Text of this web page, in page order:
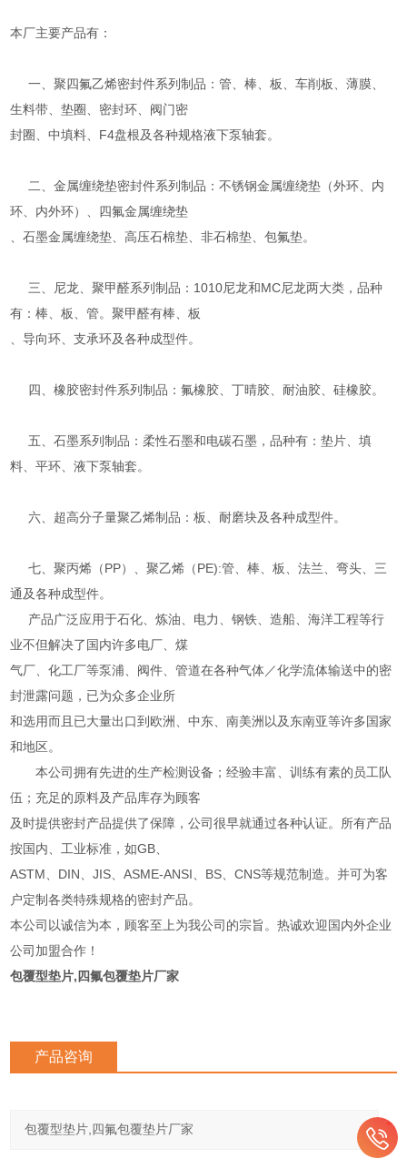
本厂主要产品有：
一、聚四氟乙烯密封件系列制品：管、棒、板、车削板、薄膜、
生料带、垫圈、密封环、阀门密
封圈、中填料、F4盘根及各种规格液下泵轴套。
二、金属缠绕垫密封件系列制品：不锈钢金属缠绕垫（外环、内
环、内外环）、四氟金属缠绕垫
、石墨金属缠绕垫、高压石棉垫、非石棉垫、包氟垫。
三、尼龙、聚甲醛系列制品：1010尼龙和MC尼龙两大类，品种
有：棒、板、管。聚甲醛有棒、板
、导向环、支承环及各种成型件。
四、橡胶密封件系列制品：氟橡胶、丁晴胶、耐油胶、硅橡胶。
五、石墨系列制品：柔性石墨和电碳石墨，品种有：垫片、填
料、平环、液下泵轴套。
六、超高分子量聚乙烯制品：板、耐磨块及各种成型件。
七、聚丙烯（PP）、聚乙烯（PE):管、棒、板、法兰、弯头、三
通及各种成型件。
产品广泛应用于石化、炼油、电力、钢铁、造船、海洋工程等行
业不但解决了国内许多电厂、煤
气厂、化工厂等泵浦、阀件、管道在各种气体／化学流体输送中的密
封泄露问题，已为众多企业所
和选用而且已大量出口到欧洲、中东、南美洲以及东南亚等许多国家
和地区。
本公司拥有先进的生产检测设备；经验丰富、训练有素的员工队
伍；充足的原料及产品库存为顾客
及时提供密封产品提供了保障，公司很早就通过各种认证。所有产品
按国内、工业标准，如GB、
ASTM、DIN、JIS、ASME-ANSI、BS、CNS等规范制造。并可为客
户定制各类特殊规格的密封产品。
本公司以诚信为本，顾客至上为我公司的宗旨。热诚欢迎国内外企业
公司加盟合作！
包覆型垫片,四氟包覆垫片厂家
产品咨询